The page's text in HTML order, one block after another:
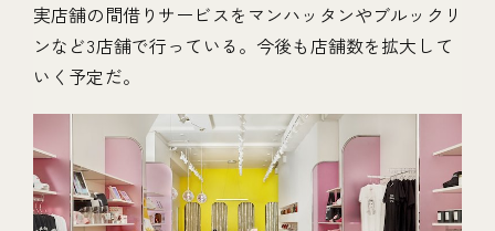
実店舗の間借りサービスをマンハッタンやブルックリ
ンなど3店舗で行っている。今後も店舗数を拡大して
いく予定だ。